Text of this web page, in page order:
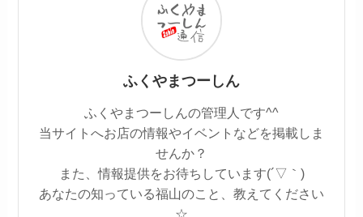
ふくやまつーしん
ふくやまつーしんの管理人です^^
当サイトへお店の情報やイベントなどを掲載しま
せんか？
また、情報提供をお待ちしています(´▽｀)
あなたの知っている福山のこと、教えてください
☆